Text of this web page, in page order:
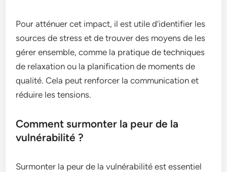
Pour atténuer cet impact, il est utile d’identifier les
sources de stress et de trouver des moyens de les
gérer ensemble, comme la pratique de techniques
de relaxation ou la planification de moments de
qualité. Cela peut renforcer la communication et
réduire les tensions.
Comment surmonter la peur de la
vulnérabilité ?
Surmonter la peur de la vulnérabilité est essentiel